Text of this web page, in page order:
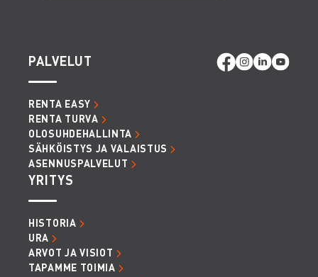
PALVELUT
RENTA EASY
RENTA TURVA
OLOSUHDEHALLINTA
SÄHKÖISTYS JA VALAISTUS
ASENNUSPALVELUT
YRITYS
HISTORIA
URA
ARVOT JA VISIOT
TAPAMME TOIMIA